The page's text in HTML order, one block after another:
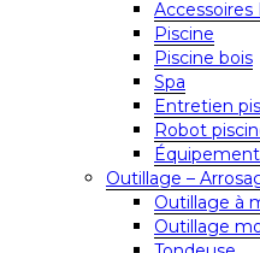
Accessoires
Piscine
Piscine bois
Spa
Entretien
Robot
Outillage –
Outillage à
Outillage